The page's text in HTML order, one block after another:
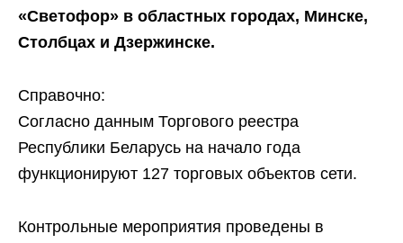
«Светофор» в областных городах, Минске,
Столбцах и Дзержинске.
Справочно:
Согласно данным Торгового реестра
Республики Беларусь на начало года
функционируют 127 торговых объектов сети.
Контрольные мероприятия проведены в